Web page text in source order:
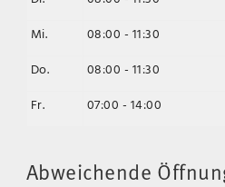
Mi.
08:00 - 11:30
Do.
08:00 - 11:30
Fr.
07:00 - 14:00
Abweichende